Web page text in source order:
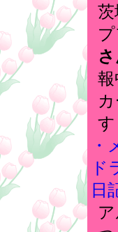
茨
報
す
・
ド
日